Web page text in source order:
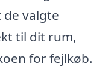
valgte
til dit rum,
for fejlkøb.